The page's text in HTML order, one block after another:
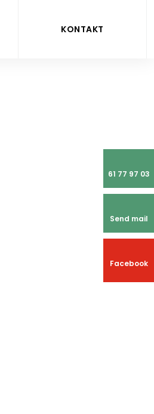
61 77 97 03
Send mail
Facebook
KONTAKT